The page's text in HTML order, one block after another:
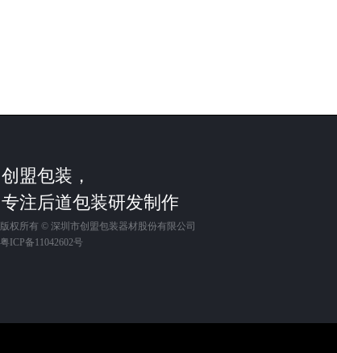
创盟包装，
专注后道包装研发制作
版权所有 © 深圳市创盟包装器材股份有限公司
粤ICP备11042602号